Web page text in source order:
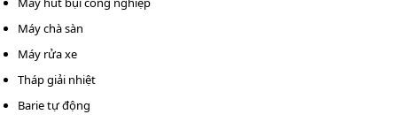
Máy chà sàn
Máy rửa xe
Tháp giải nhiệt
Barie tự động